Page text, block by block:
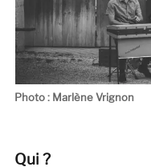
Photo : Marlène Vrignon
Qui ?